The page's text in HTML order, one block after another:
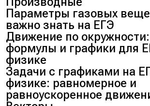
Параметры газовых
важно знать на ЕГЭ
Движение по
формулы и графики для
физике
Задачи с графиками на
физике: равномерное и
равноускоренное